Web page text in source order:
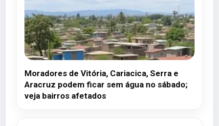
Moradores de Vitória, Cariacica, Serra e
Aracruz podem ficar sem água no sábado;
veja bairros afetados